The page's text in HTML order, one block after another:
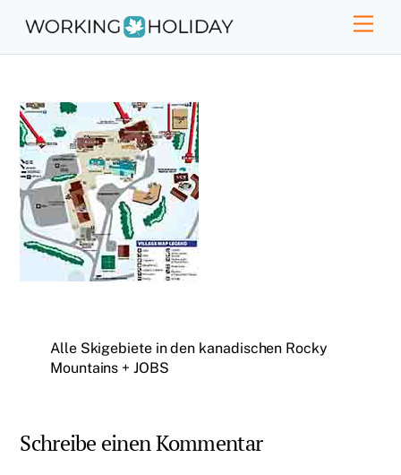
content
Alle Skigebiete in den kanadischen Rocky
Mountains + JOBS
Schreibe einen Kommentar